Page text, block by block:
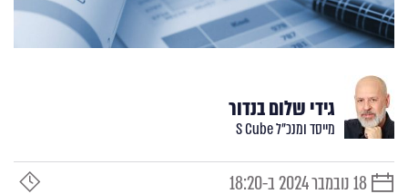
גידי שלום בנדור
מייסד ומנכ"ל S Cube
18 נובמבר 2024 ב-18:20